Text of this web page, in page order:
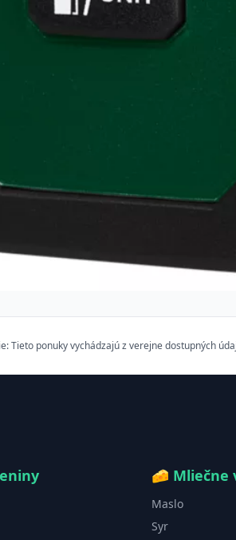
Tieto ponuky vychádzajú z verejne dostupných
🧀 Mliečne
Maslo
Syr